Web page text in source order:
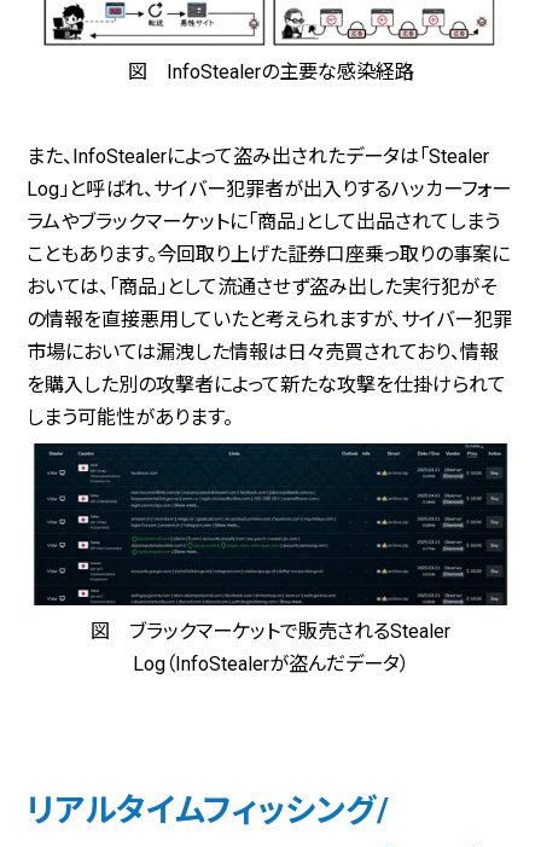
図 InfoStealerの主要な感染経路
また、InfoStealerによって盗み出されたデータは「Stealer
Log」と呼ばれ、サイバー犯罪者が出入りするハッカーフォー
ラムやブラックマーケットに「商品」として出品されてしまう
こともあります。今回取り上げた証券口座乗っ取りの事案に
おいては、「商品」として流通させず盗み出した実行犯がそ
の情報を直接悪用していたと考えられますが、サイバー犯罪
市場においては漏洩した情報は日々売買されており、情報
を購入した別の攻撃者によって新たな攻撃を仕掛けられて
しまう可能性があります。
図 ブラックマーケットで販売されるStealer
Log（InfoStealerが盗んだデータ）
リアルタイムフィッシング/